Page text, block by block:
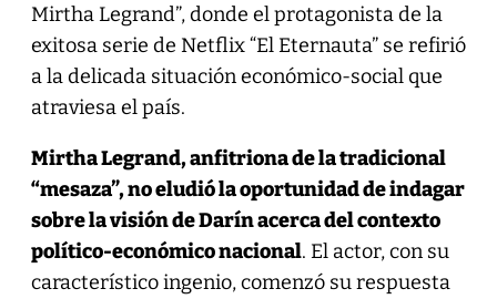
Mirtha Legrand”, donde el protagonista de la
exitosa serie de Netflix “El Eternauta” se refirió
a la delicada situación económico-social que
atraviesa el país.
Mirtha Legrand, anfitriona de la tradicional
“mesaza”, no eludió la oportunidad de indagar
sobre la visión de Darín acerca del contexto
político-económico nacional. El actor, con su
característico ingenio, comenzó su respuesta